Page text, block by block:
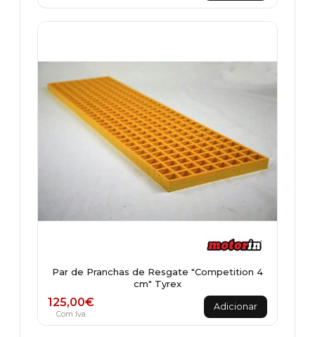
Par de Pranchas de Resgate "Competition 4
cm" Tyrex
125,00€
Com Iva
Adicionar